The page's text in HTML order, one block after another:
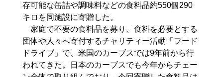
存可能な缶詰や調味料などの食料品約550個290
キロを同施設に寄贈した。
家庭で不要の食料品を募り、食料を必要とする
団体や人々へ寄付するチャリティー活動「フード
ドライブ」で、米国のカーブスでは9年前から行
われてきた。日本のカーブスでも今年からチェー